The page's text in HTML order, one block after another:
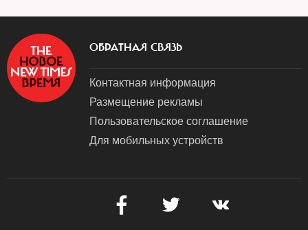
ОБРАТНАЯ СВЯЗЬ
Контактная информация
Размещение рекламы
Пользовательское соглашение
Для мобильных устройств